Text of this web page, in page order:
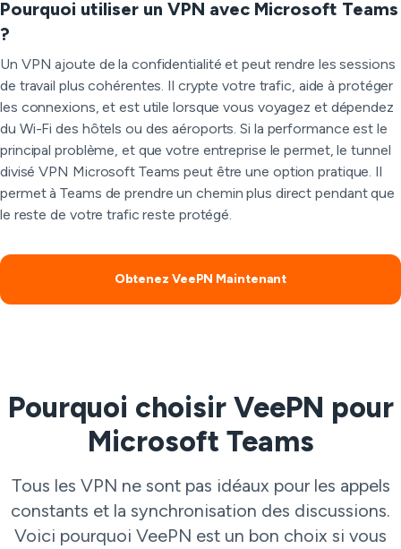
Pourquoi utiliser un VPN avec Microsoft Teams
?
Un VPN ajoute de la confidentialité et peut rendre les sessions
de travail plus cohérentes. Il crypte votre trafic, aide à protéger
les connexions, et est utile lorsque vous voyagez et dépendez
du Wi-Fi des hôtels ou des aéroports. Si la performance est le
principal problème, et que votre entreprise le permet, le tunnel
divisé VPN Microsoft Teams peut être une option pratique. Il
permet à Teams de prendre un chemin plus direct pendant que
le reste de votre trafic reste protégé.
Obtenez VeePN Maintenant
Pourquoi choisir VeePN pour
Microsoft Teams
Tous les VPN ne sont pas idéaux pour les appels
constants et la synchronisation des discussions.
Voici pourquoi VeePN est un bon choix si vous